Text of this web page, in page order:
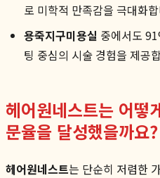
로 미학적 만족감을 극대화
용죽지구미용실 중에서도
팅 중심의 시술 경험을 제공
헤어원네스트는 어
문율을 달성했을까요?
헤어원네스트는 단순히 저렴한